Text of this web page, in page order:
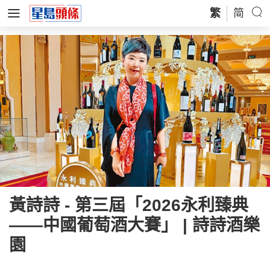
繁 简
黃詩詩 - 第三屆「2026永利臻典
——中國葡萄酒大賽」 | 詩詩酒樂
園